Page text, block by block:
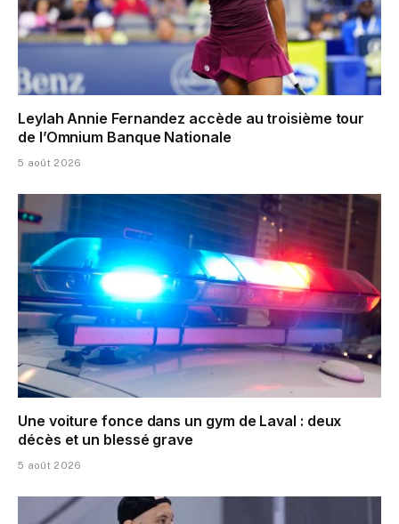
Leylah Annie Fernandez accède au troisième tour
de l’Omnium Banque Nationale
5 août 2026
Une voiture fonce dans un gym de Laval : deux
décès et un blessé grave
5 août 2026